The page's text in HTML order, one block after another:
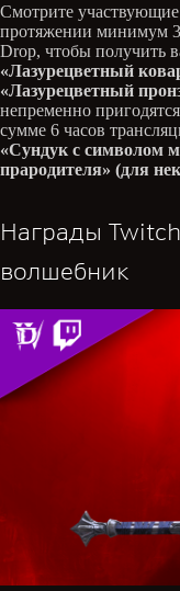
Смотрите
протяжении минимум 3
Drop, чтобы получить
«Лазурецветный
«Лазурецветный
непременно
сумме 6 часов
«Сундук с символом
прародителя» (для
Награды
волшебник